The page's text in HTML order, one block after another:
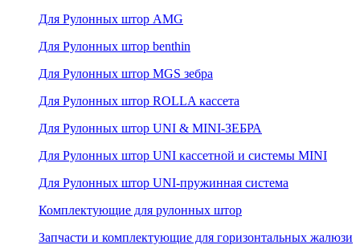
Для Рулонных штор AMG
Для Рулонных штор benthin
Для Рулонных штор MGS зебра
Для Рулонных штор ROLLA кассета
Для Рулонных штор UNI & MINI-ЗЕБРА
Для Рулонных штор UNI кассетной и системы MINI
Для Рулонных штор UNI-пружинная система
Комплектующие для рулонных штор
Запчасти и комплектующие для горизонтальных жалюзи